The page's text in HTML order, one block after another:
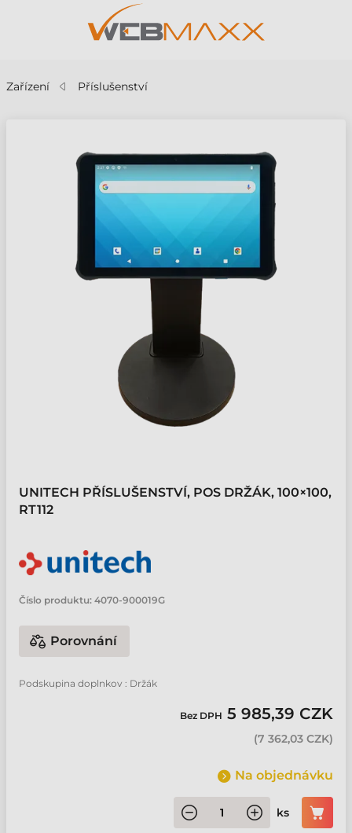
Zařízení Příslušenství
UNITECH PŘÍSLUŠENSTVÍ, POS DRŽÁK, 100×100,
RT112
Číslo produktu: 4070-900019G
Porovnání
Podskupina doplnkov : Držák
Bez DPH 5 985,39 CZK
(7 362,03 CZK)
Na objednávku
ks